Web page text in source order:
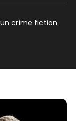
un crime fiction